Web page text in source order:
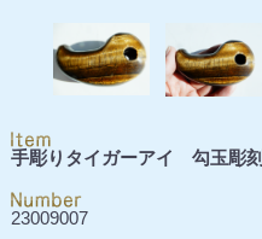
手彫りタイガーアイ 勾玉彫刻
23009007